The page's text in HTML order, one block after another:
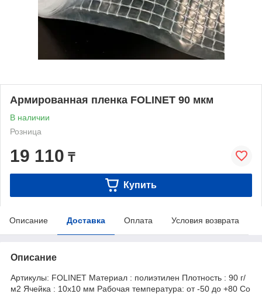
Армированная пленка FOLINET 90 мкм
В наличии
Розница
19 110 ₸
Купить
Описание Доставка Оплата Условия возврата
Описание
Артикулы: FOLINET Материал : полиэтилен Плотность : 90 г/
м2 Ячейка : 10х10 мм Рабочая температура: от -50 до +80 Co